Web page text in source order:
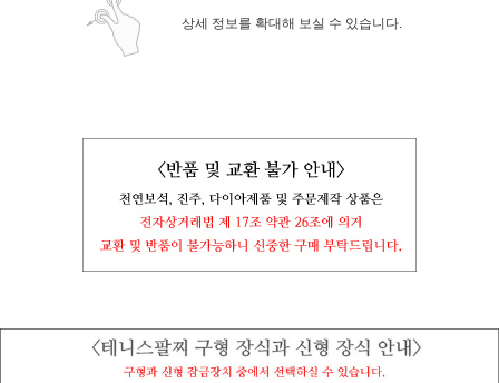
상세 정보를 확대해 보실 수 있습니다.